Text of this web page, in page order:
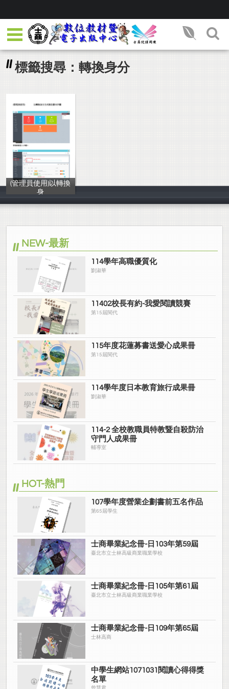
標籤搜尋：轉換身分
(管理員使用)以轉換
身
士林高商
NEW-最新
114學年高職優質化
劉淑華
11402校長有約-我愛閱讀競賽
第15屆閱代
115年度花蓮募書送愛心成果冊
第15屆閱代
114學年度日本教育旅行成果冊
劉淑華
114-2 全校教職員特教暨自殺防治
守門人成果冊
輔導室
HOT-熱門
107學年度營業企劃書前五名作品
第65屆學生
士商畢業紀念冊-日103年第59屆
臺北市立士林高級商業職業學校
士商畢業紀念冊-日105年第61屆
臺北市立士林高級商業職業學校
士商畢業紀念冊-日109年第65屆
士林高商
中學生網站1071031閱讀心得得獎
名單
曾慧君